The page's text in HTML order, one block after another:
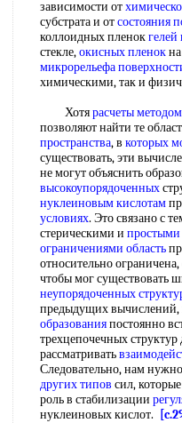
зависимости от
субстрата и отсостояния
коллоидных пленок
стекле,окисных пленок
микрорельефа
химическими, так и
Хотярасчеты методом
позволяют найти те
пространства, в которых
существовать, эти
не могут объяснить
высокоупорядоченных
нуклеиновым кислотам
условиях. Это связано с
стерическими и простыми
ограничениями область
относительно
чтобы мог существовать
неупорядоченных
предыдущих вычислений,
образованияпостоянно
трехцепочечных структур
рассматривать
Следовательно, нам
других типов сил,
роль в стабилизации
нуклеиновых кислот.